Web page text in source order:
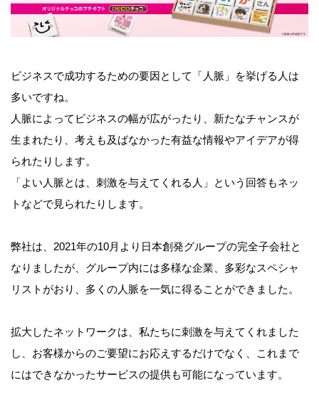
ビジネスで成功するための要因として「人脈」を挙げる人は
多いですね。
人脈によってビジネスの幅が広がったり、新たなチャンスが
生まれたり、考えも及ばなかった有益な情報やアイデアが得
られたりします。
「よい人脈とは、刺激を与えてくれる人」という回答もネッ
トなどで見られたりします。
弊社は、2021年の10月より日本創発グループの完全子会社と
なりましたが、グループ内には多様な企業、多彩なスペシャ
リストがおり、多くの人脈を一気に得ることができました。
拡大したネットワークは、私たちに刺激を与えてくれました
し、お客様からのご要望にお応えするだけでなく、これまで
にはできなかったサービスの提供も可能になっています。